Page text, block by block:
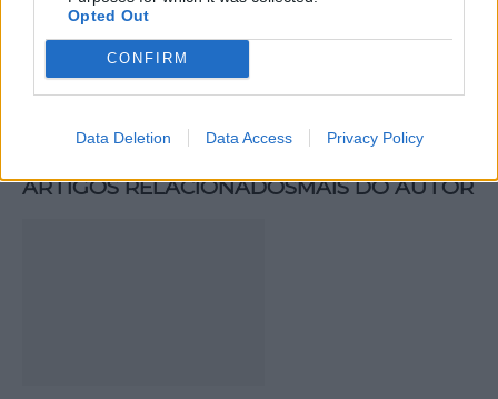
Opted Out
CONFIRM
Data Deletion Data Access Privacy Policy
marcam a Festa de Natal
das crianças em Ílhavo
de Mim” termina na
ARTIGOS RELACIONADOSMAIS DO AUTOR